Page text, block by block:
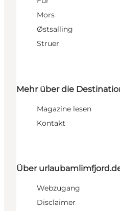
Mors
Østsalling
Struer
Mehr über die
Magazine lesen
Kontakt
Über
Webzugang
Disclaimer